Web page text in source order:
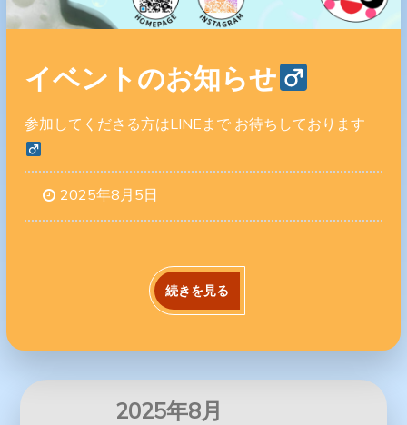
イベントのお知らせ‍
参加してくださる方はLINEまで お待ちしております‍
2025年8月5日
続きを見る
2025年8月